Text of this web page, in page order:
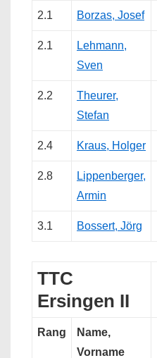
2.1 Borzas, Josef
2.1
Lehmann,
Sven
2.2
Theurer,
Stefan
2.4 Kraus, Holger
2.8
Lippenberger,
Armin
3.1 Bossert, Jörg
TTC
Ersingen II
Rang
Name,
Vorname